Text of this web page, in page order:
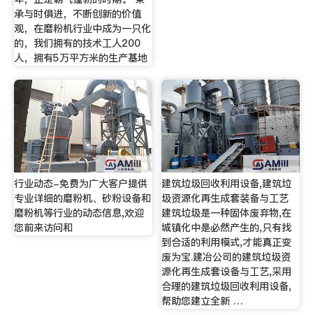
承与时俱进，不断创新的价值
观，在磨粉机行业中成为一只化
的，我们拥有的技术工人200
人，拥有5万平方米的生产基地
行业动态-免费为广大客户提供
专业详细的磨粉机、砂粉设备和
磨粉机等行业的动态信息,欢迎
您前来访问和
建筑垃圾回收利用设备,建筑垃
圾资源化再生成套装备与工艺
建筑垃圾是一种固体废弃物,在
城镇化中是必然产生的,只有找
到合适的利用模式,才能真正变
废为宝.建冶公司的建筑垃圾资
源化再生成套设备与工艺,采用
合理的建筑垃圾回收利用设备,
帮助您建立全新 …